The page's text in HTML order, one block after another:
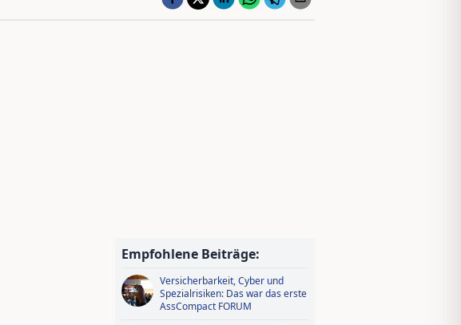
Empfohlene Beiträge:
AssCompact Live TV
Versicherbarkeit, Cyber und
Spezialrisiken: Das war das erste
AssCompact FORUM